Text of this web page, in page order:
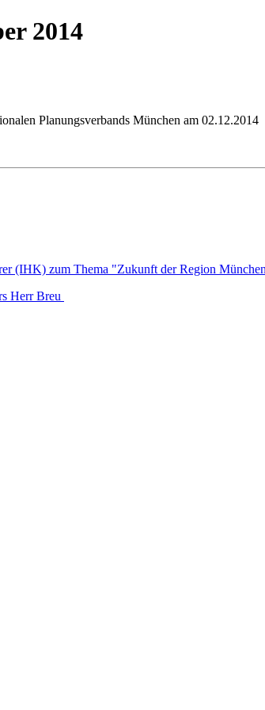
2014
Planungsverbands München am 02.12.2014
(IHK) zum Thema "Zukunft der Region
Herr Breu